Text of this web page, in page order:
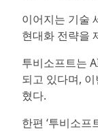
이어지는 기술
현대화 전략을
투비소프트는
되고 있다며,
혔다.
한편 ‘투비소